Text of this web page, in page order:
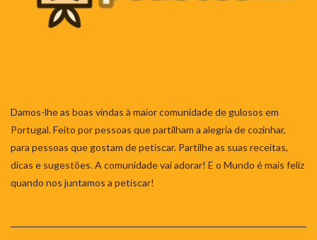
Damos-lhe as boas vindas à maior comunidade de gulosos em
Portugal. Feito por pessoas que partilham a alegria de cozinhar,
para pessoas que gostam de petiscar. Partilhe as suas receitas,
dicas e sugestões. A comunidade vai adorar! E o Mundo é mais feliz
quando nos juntamos a petiscar!